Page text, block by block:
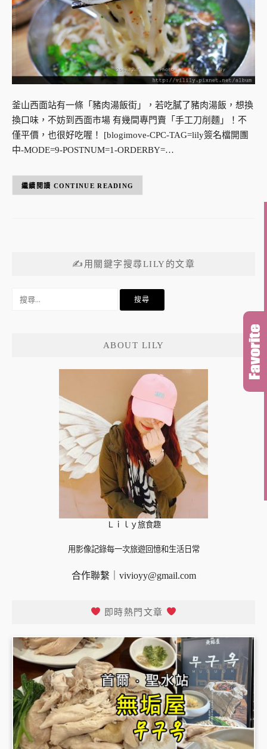
釜山西面站有一條「豬肉湯飯街」，若吃膩了豬肉湯飯，想換
換口味，不妨到西面市場 有幾間專門賣「手工刀削麵」！不
僅平價，也很好吃喔！ [blogimove-CPC-TAG=lily簽名檔開團
中-MODE=9-POSTNUM=1-ORDERBY=…
CONTINUE READING
✍用關鍵字搜尋LILY的文章
ABOUT LILY
Ｌｉｌｙ旅食趣
用影像記錄每一次旅遊回憶和生活日常
合作聯繫｜ vivioyy@gmail.com
即時熱門文章